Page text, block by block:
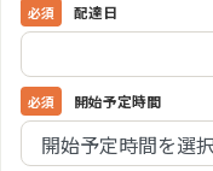
配達日
開始予定時間